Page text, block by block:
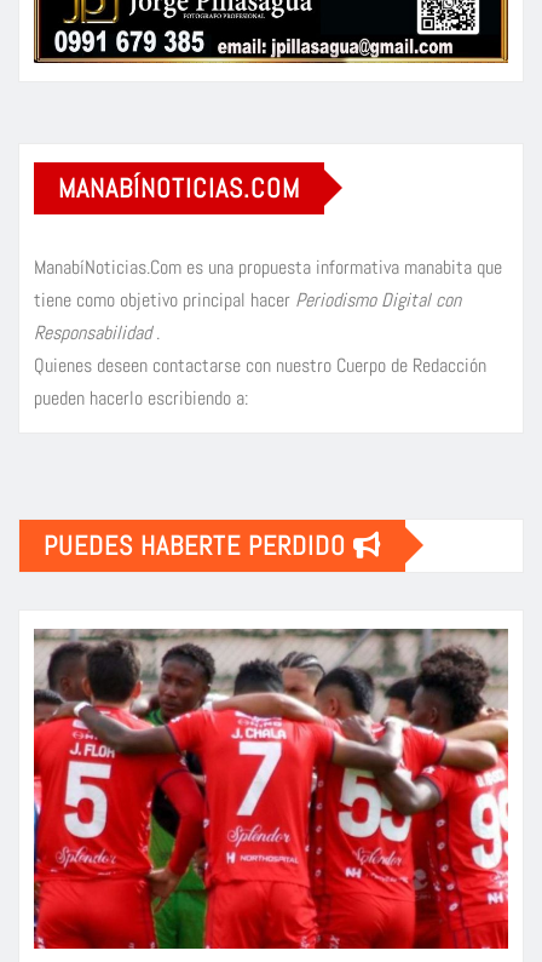
MANABÍNOTICIAS.COM
ManabíNoticias.Com es una propuesta informativa manabita que
tiene como objetivo principal hacer Periodismo Digital con
Responsabilidad.
Quienes deseen contactarse con nuestro Cuerpo de Redacción
pueden hacerlo escribiendo a:
PUEDES HABERTE PERDIDO